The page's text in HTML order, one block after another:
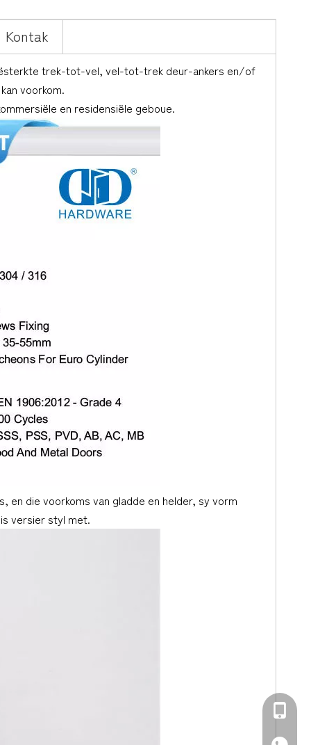
Kontak
trek-tot-vel, vel-tot-trek deur-ankers en/of
voorkom.
en residensiële geboue.
en die voorkoms van gladde en helder, sy vorm
versier styl met.
+86-